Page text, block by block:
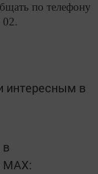
по телефону
02.
интересным в
MАХ: